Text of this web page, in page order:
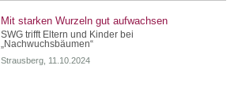
Mit starken Wurzeln gut aufwachsen
SWG trifft Eltern und Kinder bei
„Nachwuchsbäumen“
Strausberg, 11.10.2024